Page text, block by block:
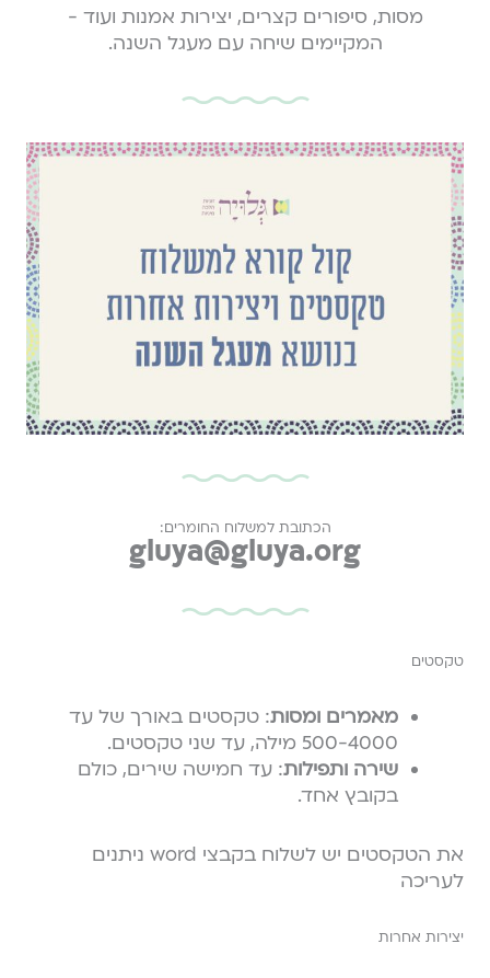
מסות, סיפורים קצרים, יצירות אמנות ועוד -
המקיימים שיחה עם מעגל השנה.
הכתובת למשלוח החומרים:
gluya@gluya.org
טקסטים
מאמרים ומסות: טקסטים באורך של עד
500-4000 מילה, עד שני טקסטים.
שירה ותפילות: עד חמישה שירים, כולם
בקובץ אחד.
את הטקסטים יש לשלוח בקבצי word ניתנים
לעריכה
יצירות אחרות